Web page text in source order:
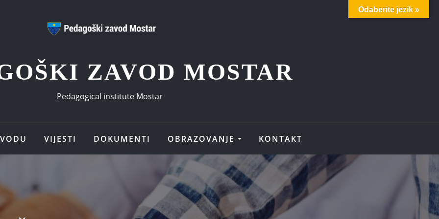
ZAVOD MOSTAR
Pedagogical institute Mostar
VIJESTI DOKUMENTI OBRAZOVANJE KONTAKT
Odaberite jezik »